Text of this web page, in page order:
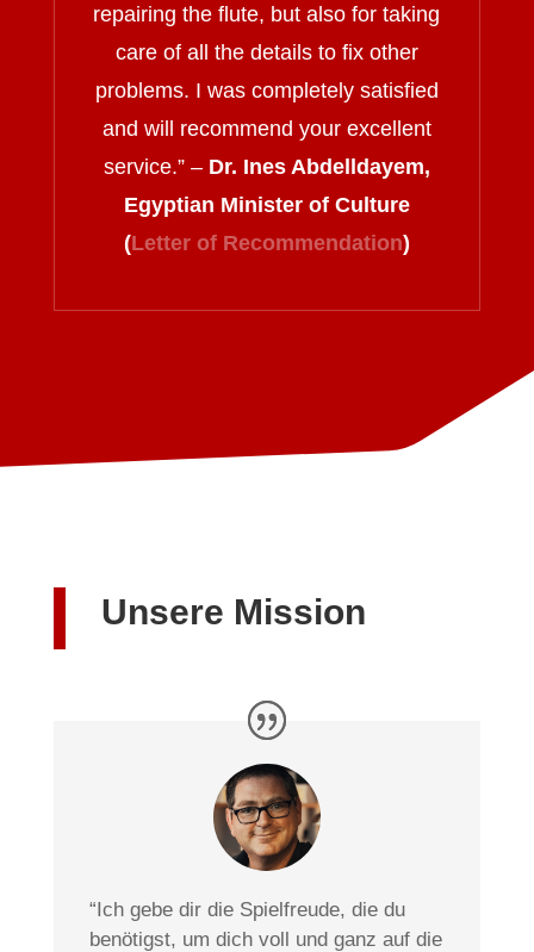
repairing the flute, but also for taking
care of all the details to fix other
problems. I was completely satisfied
and will recommend your excellent
service.” – Dr. Ines Abdelldayem,
Egyptian Minister of Culture
(Letter of Recommendation)
Unsere Mission
“Ich gebe dir die Spielfreude, die du
benötigst, um dich voll und ganz auf die